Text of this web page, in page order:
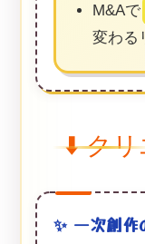
M&Aで
変わる
⬇️ クリ
✨ 一次創作